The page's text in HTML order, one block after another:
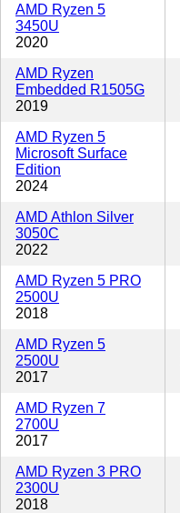
AMD Ryzen 5
3450U
2020
AMD Ryzen
Embedded R1505G
2019
AMD Ryzen 5
Microsoft Surface
Edition
2024
AMD Athlon Silver
3050C
2022
AMD Ryzen 5 PRO
2500U
2018
AMD Ryzen 5
2500U
2017
AMD Ryzen 7
2700U
2017
AMD Ryzen 3 PRO
2300U
2018